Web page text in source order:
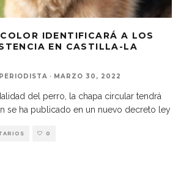
IDENTIFICARÁ A LOS
EN CASTILLA-LA
· MARZO 30, 2022
del perro, la chapa circular tendrá
se ha publicado en un nuevo decreto ley
0